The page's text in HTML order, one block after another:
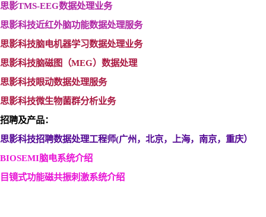
思影TMS-EEG数据处理业务
思影科技近红外脑功能数据处理服务
思影科技脑电机器学习数据处理业务
思影科技脑磁图（MEG）数据处理
思影科技眼动数据处理服务
思影科技微生物菌群分析业务
招聘及产品：
思影科技招聘数据处理工程师(广州，北京，上海，南京，重庆）
BIOSEMI脑电系统介绍
目镜式功能磁共振刺激系统介绍